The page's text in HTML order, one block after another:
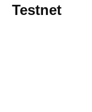
Testnet